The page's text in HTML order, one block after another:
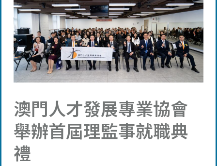
澳門人才發展專業協會
舉辦首屆理監事就職典
禮